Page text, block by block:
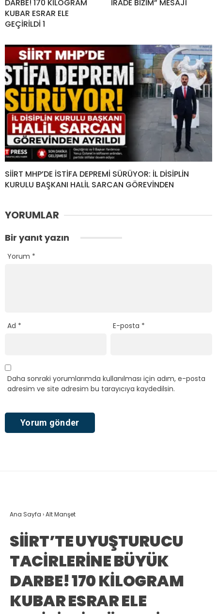
DARBE! 170 KİLOGRAM
KUBAR ESRAR ELE
GEÇİRİLDİ 1
İRADE BİZİM” MESAJI
SİİRT MHP’DE İSTİFA DEPREMİ SÜRÜYOR: İL DİSİPLİN
KURULU BAŞKANI HALİL SARCAN GÖREVİNDEN
YORUMLAR
Bir yanıt yazın
Yorum *
Ad * E-posta *
Daha sonraki yorumlarımda kullanılması için adım, e-posta
adresim ve site adresim bu tarayıcıya kaydedilsin.
Ana Sayfa ›Alt Manşet
SİİRT’TE UYUŞTURUCU
TACİRLERİNE BÜYÜK
DARBE! 170 KİLOGRAM
KUBAR ESRAR ELE